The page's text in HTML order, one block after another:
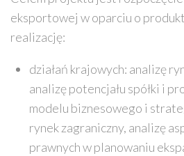
eksportowej w oparciu o
realizację:
działań krajowych: analizę
analizę potencjału spółki i
modelu biznesowego i
rynek zagraniczny, analizę
prawnych w planowaniu